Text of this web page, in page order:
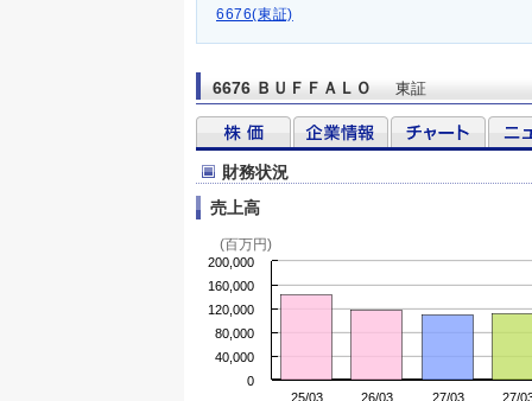
6676(東証)
6676 ＢＵＦＦＡＬＯ 東証